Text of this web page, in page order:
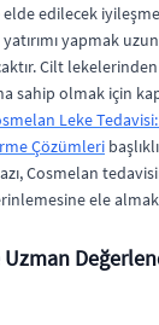
elde edilecek
yapmak
Cilt
sahip olmak için
Leke
Çözümleri
Cosmelan
ele
Uzman